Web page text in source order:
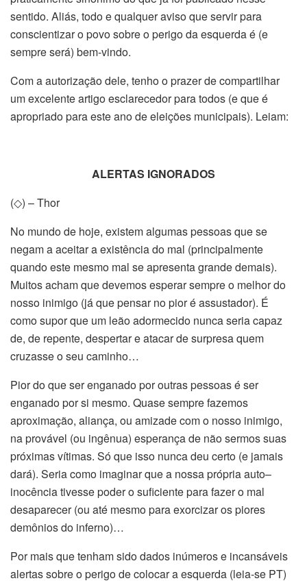
sentido. Aliás, todo e qualquer aviso que servir para
conscientizar o povo sobre o perigo da esquerda é (e
sempre será) bem-vindo.
Com a autorização dele, tenho o prazer de compartilhar
um excelente artigo esclarecedor para todos (e que é
apropriado para este ano de eleições municipais). Leiam:
ALERTAS IGNORADOS
(◇) – Thor
No mundo de hoje, existem algumas pessoas que se
negam a aceitar a existência do mal (principalmente
quando este mesmo mal se apresenta grande demais).
Muitos acham que devemos esperar sempre o melhor do
nosso inimigo (já que pensar no pior é assustador). É
como supor que um leão adormecido nunca seria capaz
de, de repente, despertar e atacar de surpresa quem
cruzasse o seu caminho…
Pior do que ser enganado por outras pessoas é ser
enganado por si mesmo. Quase sempre fazemos
aproximação, aliança, ou amizade com o nosso inimigo,
na provável (ou ingênua) esperança de não sermos suas
próximas vítimas. Só que isso nunca deu certo (e jamais
dará). Seria como imaginar que a nossa própria auto–
inocência tivesse poder o suficiente para fazer o mal
desaparecer (ou até mesmo para exorcizar os piores
demônios do inferno)…
Por mais que tenham sido dados inúmeros e incansáveis
alertas sobre o perigo de colocar a esquerda (leia-se PT)